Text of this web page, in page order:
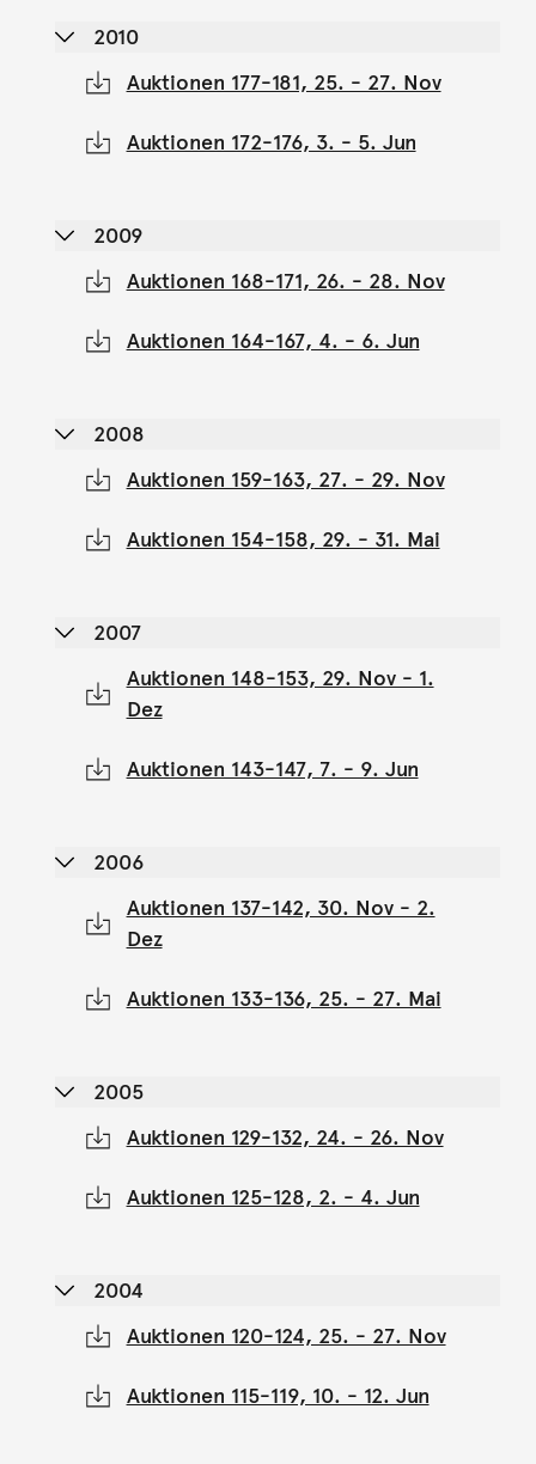
2010
Auktionen 177-181, 25. - 27. Nov
Auktionen 172-176, 3. - 5. Jun
2009
Auktionen 168-171, 26. - 28. Nov
Auktionen 164-167, 4. - 6. Jun
2008
Auktionen 159-163, 27. - 29. Nov
Auktionen 154-158, 29. - 31. Mai
2007
Auktionen 148-153, 29. Nov - 1.
Dez
Auktionen 143-147, 7. - 9. Jun
2006
Auktionen 137-142, 30. Nov - 2.
Dez
Auktionen 133-136, 25. - 27. Mai
2005
Auktionen 129-132, 24. - 26. Nov
Auktionen 125-128, 2. - 4. Jun
2004
Auktionen 120-124, 25. - 27. Nov
Auktionen 115-119, 10. - 12. Jun